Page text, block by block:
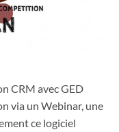
CRM avec GED
via un Webinar, une
ce logiciel